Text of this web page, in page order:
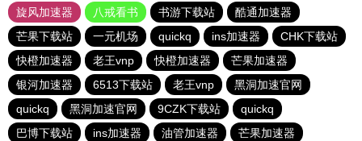
旋风加速器
八戒看书 书游下载站
酷通加速器
芒果下载站
一元机场 quickq ins加速器
CHK下载站
快橙加速器
老王vnp 快橙加速器
芒果加速器
银河加速器
6513下载站 老王vnp
黑洞加速官网
quickq
黑洞加速官网 9CZK下载站
quickq
巴博下载站
ins加速器 油管加速器 芒果加速器